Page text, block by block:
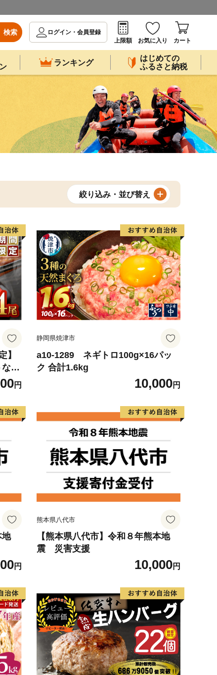
検索
ログイン・会員登録
上限額
お気に入り カート
ランキング
はじめての
ふるさと納税
絞り込み・並び替え
】
ぎ
円
静岡県焼津市
a10-1289 ネギトロ100g×16パッ
ク 合計1.6kg
10,000円
地
円
熊本県八代市
【熊本県八代市】令和８年熊本地
震 災害支援
10,000円